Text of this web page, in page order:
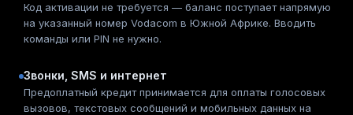
Код активации не требуется — баланс поступает напрямую
на указанный номер Vodacom в Южной Африке. Вводить
команды или PIN не нужно.
Звонки, SMS и интернет
Предоплатный кредит принимается для оплаты голосовых
вызовов, текстовых сообщений и мобильных данных на